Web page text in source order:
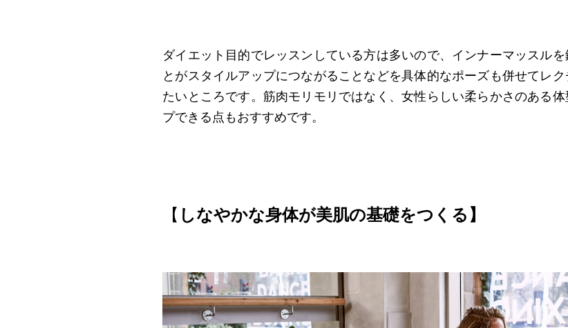
ダイエット目的でレッスンしている方は多いので、インナーマッスルを
とがスタイルアップにつながることなどを具体的なポーズも併せてレク
たいところです。筋肉モリモリではなく、女性らしい柔らかさのある体
プできる点もおすすめです。
【 しなやかな身体が美肌の基礎をつくる】